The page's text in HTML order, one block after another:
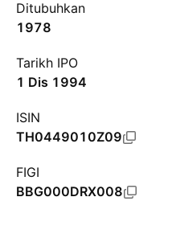
Ditubuhkan
1978
Tarikh IPO
1 Dis 1994
ISIN
TH0449010Z09
FIGI
BBG000DRX008